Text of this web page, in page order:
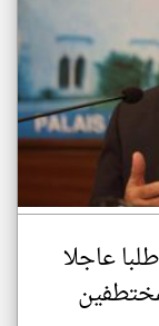
عاجلا